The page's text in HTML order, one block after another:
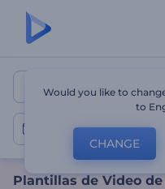
Plantillas
Videos de Moda
Plantillas de Video de
Would you like to
to
CHANGE